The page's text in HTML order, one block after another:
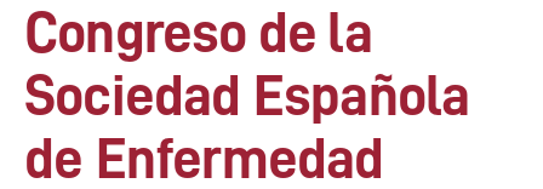
Congreso de la
Sociedad Española
de Enfermedad